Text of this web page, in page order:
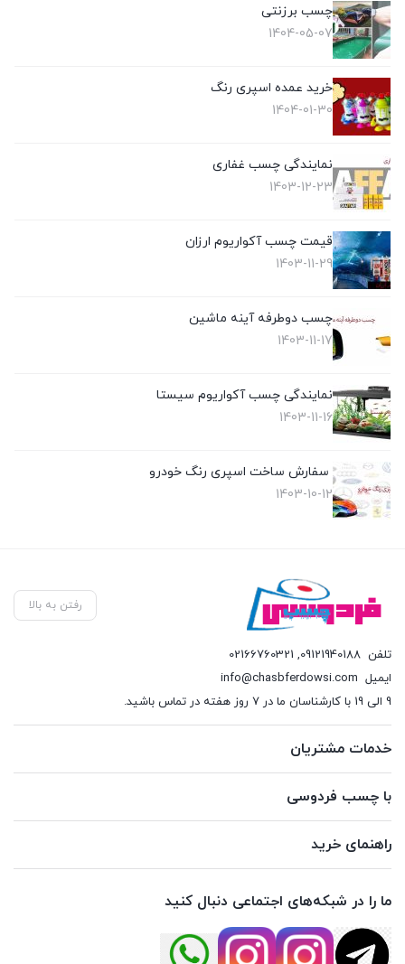
چسب برزنتی
1404-05-07
خرید عمده اسپری رنگ
1404-01-30
نمایندگی چسب غفاری
1403-12-23
قیمت چسب آکواریوم ارزان
1403-11-29
چسب دوطرفه آینه ماشین
1403-11-17
نمایندگی چسب آکواریوم سیستا
1403-11-16
سفارش ساخت اسپری رنگ خودرو
1403-10-12
رفتن به بالا
تلفن 09121940188
,
02166760321
ایمیل info@chasbferdowsi.com
9 الی 19 با کارشناسان ما در 7 روز هفته در تماس باشید.
خدمات مشتریان
با چسب فردوسی
راهنمای خرید
ما را در شبکه‌های اجتماعی دنبال کنید